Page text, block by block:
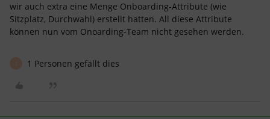
wir auch extra eine Menge Onboarding-Attribute (wie
Sitzplatz, Durchwahl) erstellt hatten. All diese Attribute
können nun vom Onoarding-Team nicht gesehen werden.
1 Personen gefällt dies